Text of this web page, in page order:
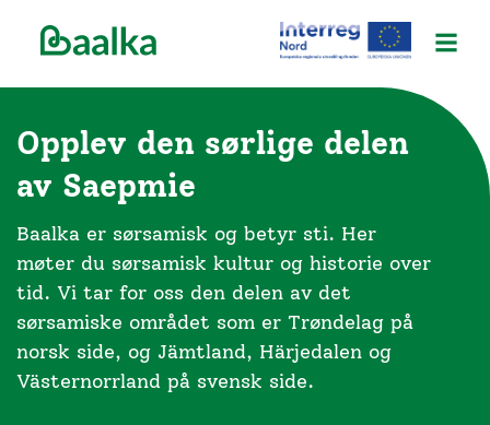
Opplev den sørlige delen
av Saepmie
Baalka er sørsamisk og betyr sti. Her
møter du sørsamisk kultur og historie over
tid. Vi tar for oss den delen av det
sørsamiske området som er Trøndelag på
norsk side, og Jämtland, Härjedalen og
Västernorrland på svensk side.